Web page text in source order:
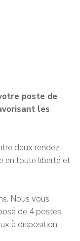
poste de
les
deux rendez-
en toute liberté et
Nous vous
de 4 postes,
à disposition.